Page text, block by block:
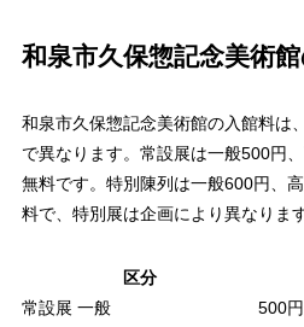
和泉市久保惣記念美術
和泉市久保惣記念美術館の入館料は
で異なります。常設展は一般500円
無料です。特別陳列は一般600円、
料で、特別展は企画により異なります
区分
常設展 一般
500円